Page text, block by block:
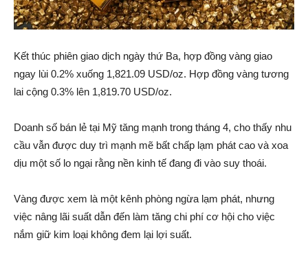
Kết thúc phiên giao dịch ngày thứ Ba, hợp đồng vàng giao
ngay lùi 0.2% xuống 1,821.09 USD/oz. Hợp đồng vàng tương
lai cộng 0.3% lên 1,819.70 USD/oz.
Doanh số bán lẻ tại Mỹ tăng mạnh trong tháng 4, cho thấy nhu
cầu vẫn được duy trì mạnh mẽ bất chấp lạm phát cao và xoa
dịu một số lo ngại rằng nền kinh tế đang đi vào suy thoái.
Vàng được xem là một kênh phòng ngừa lạm phát, nhưng
việc nâng lãi suất dẫn đến làm tăng chi phí cơ hội cho việc
nắm giữ kim loại không đem lại lợi suất.